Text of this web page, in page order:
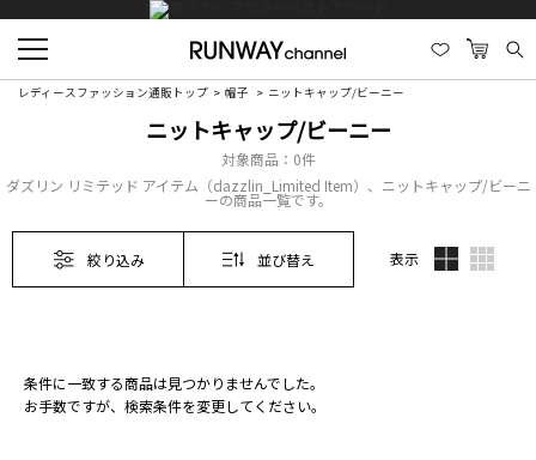
レディースファッション通販トップ 帽子 ニットキャップ/ビーニー
ニットキャップ/ビーニー
対象商品： 0件
ダズリン リミテッド アイテム（dazzlin_Limited Item）、ニットキャップ/ビーニ
ーの商品一覧です。
絞り込み 並び替え 表示
条件に一致する商品は見つかりませんでした。
お手数ですが、検索条件を変更してください。